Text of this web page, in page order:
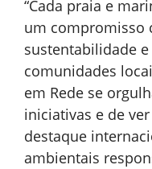
“Cada praia e
um compromisso
sustentabilidade
comunidades
em Rede se
iniciativas e de
destaque
ambientais